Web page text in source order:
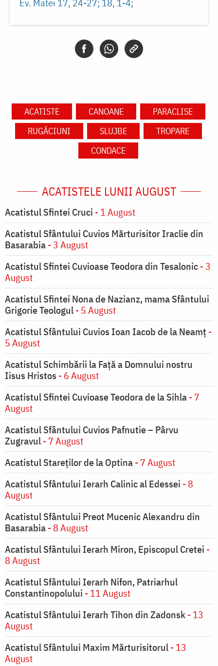
Ev. Matei 17, 24-27; 18, 1-4
ACATISTE CANOANE
PARACLISE
RUGĂCIUNI
SLUJBE
TROPARE
CONDACE
ACATISTELE LUNII AUGUST
Acatistul Sfintei Cruci - 1 August
Acatistul Sfântului Cuvios Mărturisitor Iraclie din
Basarabia- 3 August
Acatistul Sfintei Cuvioase Teodora din Tesalonic- 3
August
Acatistul Sfintei Nona de Nazianz, mama Sfântului
Grigorie Teologul- 5 August
Acatistul Sfântului Cuvios Ioan Iacob de la Neamț -
5 August
Acatistul Schimbării la Faţă a Domnului nostru
Iisus Hristos - 6 August
Acatistul Sfintei Cuvioase Teodora de la Sihla- 7
August
Acatistul Sfântului Cuvios Pafnutie – Pârvu
Zugravul- 7 August
Acatistul Stareţilor de la Optina- 7 August
Acatistul Sfântului Ierarh Calinic al Edessei - 8
August
Acatistul Sfântului Preot Mucenic Alexandru din
Basarabia- 8 August
Acatistul Sfântului Ierarh Miron, Episcopul Cretei -
8 August
Acatistul Sfântului Ierarh Nifon, Patriarhul
Constantinopolului - 11 August
Acatistul Sfântului Ierarh Tihon din Zadonsk- 13
August
Acatistul Sfântului Maxim Mărturisitorul- 13
August